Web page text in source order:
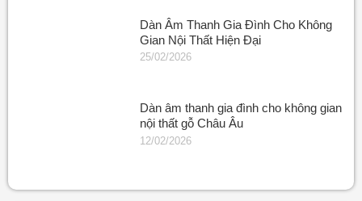
Dàn Âm Thanh Gia Đình Cho Không
Gian Nội Thất Hiện Đại
25/02/2026
Dàn âm thanh gia đình cho không gian
nội thất gỗ Châu Âu
12/02/2026